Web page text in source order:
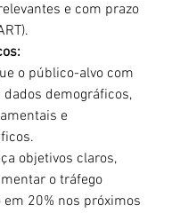
e com prazo
o público-alvo com
dados demográficos,
e
objetivos claros,
o tráfego
em 20% nos próximos